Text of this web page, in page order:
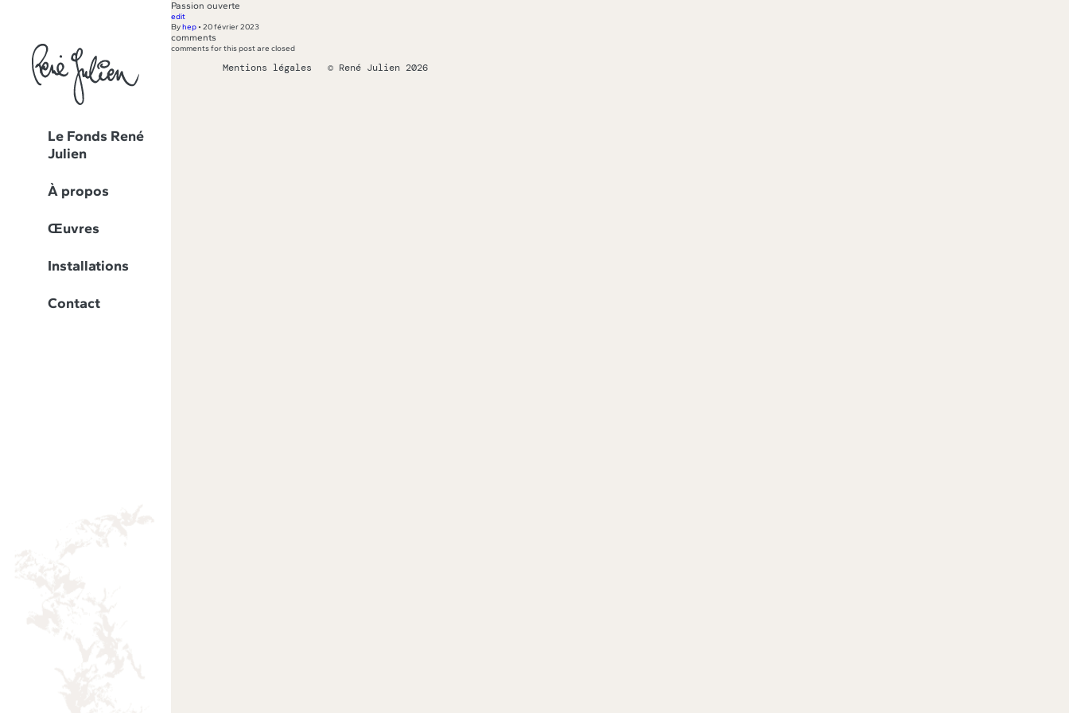
Le Fonds René
Julien
À propos
Œuvres
Installations
Contact
Passion ouverte
edit
Byhep • 20 février 2023
comments
comments for this post are closed
Mentions légales © René Julien 2026